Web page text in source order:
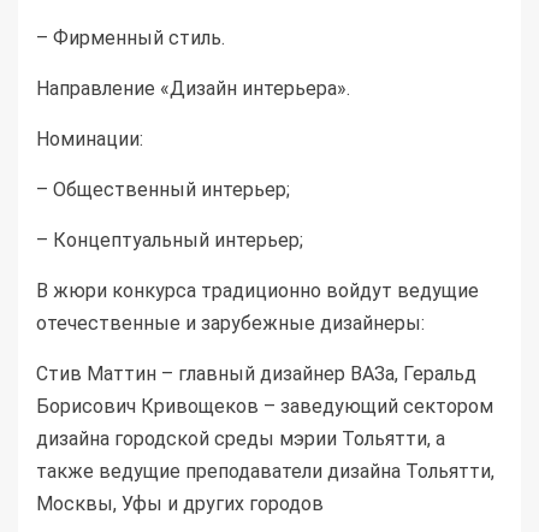
– Фирменный стиль.
Направление «Дизайн интерьера».
Номинации:
– Общественный интерьер;
– Концептуальный интерьер;
В жюри конкурса традиционно войдут ведущие
отечественные и зарубежные дизайнеры:
Стив Маттин – главный дизайнер ВАЗа, Геральд
Борисович Кривощеков – заведующий сектором
дизайна городской среды мэрии Тольятти, а
также ведущие преподаватели дизайна Тольятти,
Москвы, Уфы и других городов